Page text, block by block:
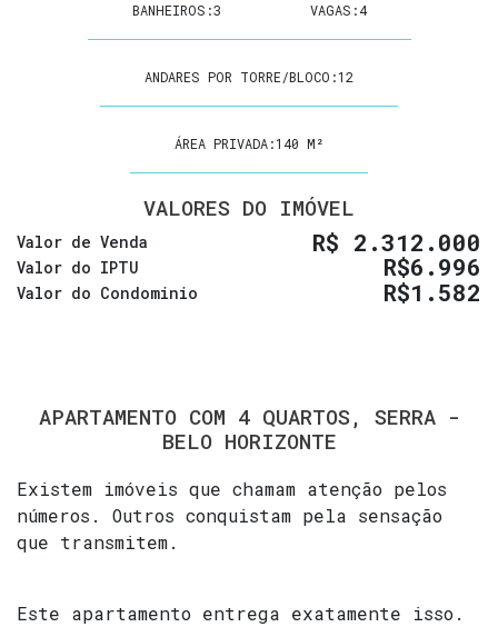
BANHEIROS:3 VAGAS:4
ANDARES POR TORRE/BLOCO:12
ÁREA PRIVADA:140 M²
VALORES DO IMÓVEL
R$ 2.312.000
Valor de Venda
Valor do IPTU
R$6.996
Valor do Condominio R$1.582
APARTAMENTO COM 4 QUARTOS, SERRA -
BELO HORIZONTE
Existem imóveis que chamam atenção pelos
números. Outros conquistam pela sensação
que transmitem.
Este apartamento entrega exatamente isso.